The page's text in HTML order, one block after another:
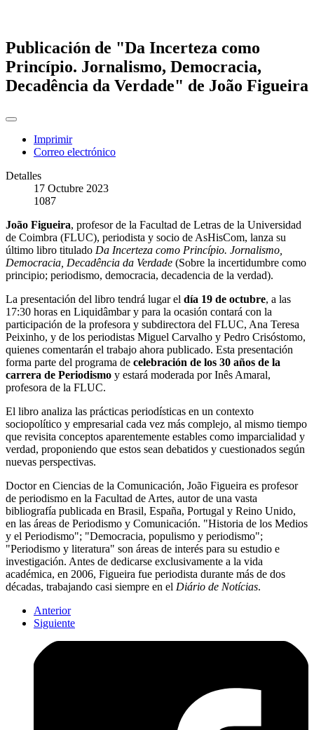
Publicación de "Da Incerteza como
Princípio. Jornalismo, Democracia,
Decadência da Verdade" de João Figueira
Imprimir
Correo electrónico
Detalles
17 Octubre 2023
1087
João Figueira, profesor de la Facultad de Letras de la Universidad
de Coimbra (FLUC), periodista y socio de AsHisCom, lanza su
último libro titulado Da Incerteza como Princípio. Jornalismo,
Democracia, Decadência da Verdade (Sobre la incertidumbre como
principio; periodismo, democracia, decadencia de la verdad).
La presentación del libro tendrá lugar el día 19 de octubre, a las
17:30 horas en Liquidâmbar y para la ocasión contará con la
participación de la profesora y subdirectora del FLUC, Ana Teresa
Peixinho, y de los periodistas Miguel Carvalho y Pedro Crisóstomo,
quienes comentarán el trabajo ahora publicado. Esta presentación
forma parte del programa de celebración de los 30 años de la
carrera de Periodismo y estará moderada por Inês Amaral,
profesora de la FLUC.
El libro analiza las prácticas periodísticas en un contexto
sociopolítico y empresarial cada vez más complejo, al mismo tiempo
que revisita conceptos aparentemente estables como imparcialidad y
verdad, proponiendo que estos sean debatidos y cuestionados según
nuevas perspectivas.
Doctor en Ciencias de la Comunicación, João Figueira es profesor
de periodismo en la Facultad de Artes, autor de una vasta
bibliografía publicada en Brasil, España, Portugal y Reino Unido,
en las áreas de Periodismo y Comunicación. "Historia de los Medios
y el Periodismo"; "Democracia, populismo y periodismo";
"Periodismo y literatura" son áreas de interés para su estudio e
investigación. Antes de dedicarse exclusivamente a la vida
académica, en 2006, Figueira fue periodista durante más de dos
décadas, trabajando casi siempre en el Diário de Notícias.
Anterior
Siguiente